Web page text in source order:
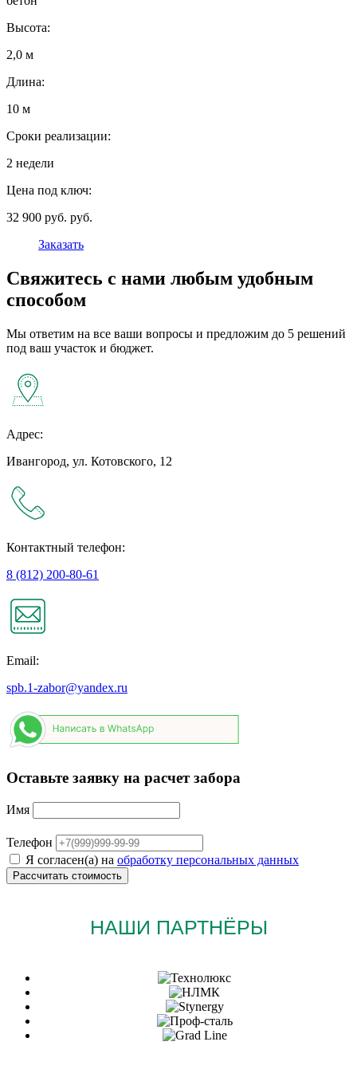
Высота:
2,0 м
Длина:
10 м
Сроки реализации:
2 недели
Цена под ключ:
32 900 руб. руб.
Заказать
Свяжитесь с нами любым удобным
способом
Мы ответим на все ваши вопросы и предложим до 5 решений
под ваш участок и бюджет.
Адрес:
Ивангород, ул. Котовского, 12
Контактный телефон:
8 (812) 200-80-61
Email:
spb.1-zabor@yandex.ru
Оставьте заявку на расчет забора
Имя
Телефон
Я согласен(а) на обработку персональных данных
НАШИ ПАРТНЁРЫ